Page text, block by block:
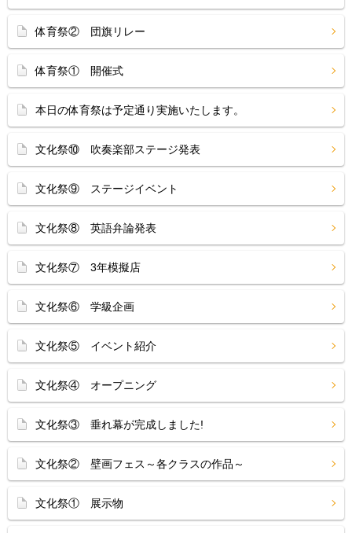
体育祭② 団旗リレー
体育祭① 開催式
本日の体育祭は予定通り実施いたします。
文化祭⑩ 吹奏楽部ステージ発表
文化祭⑨ ステージイベント
文化祭⑧ 英語弁論発表
文化祭⑦ 3年模擬店
文化祭⑥ 学級企画
文化祭⑤ イベント紹介
文化祭④ オープニング
文化祭③ 垂れ幕が完成しました!
文化祭② 壁画フェス～各クラスの作品～
文化祭① 展示物